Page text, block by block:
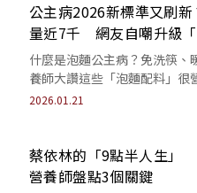
公主病2026新標準又刷
量近7千 網友自嘲升級「
什麼是泡麵公主病？免洗筷、
養師大讚這些「泡麵配料」很
2026.01.21
蔡依林的「9點半人生」
營養師盤點3個關鍵